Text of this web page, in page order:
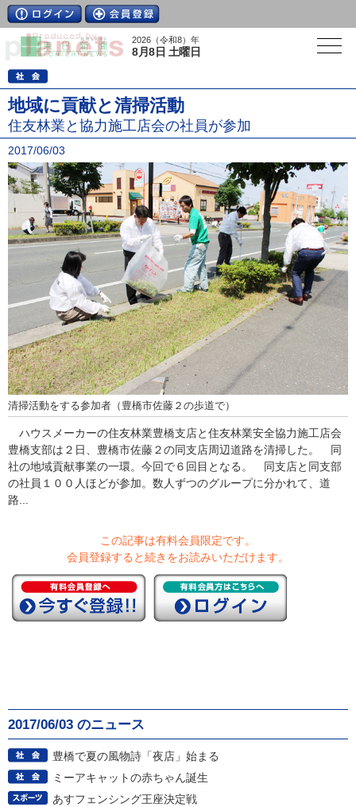
2026（令和8）年
8月8日 土曜日
地域に貢献と清掃活動
住友林業と協力施工店会の社員が参加
2017/06/03
清掃活動をする参加者（豊橋市佐藤２の歩道で）
ハウスメーカーの住友林業豊橋支店と住友林業安全協力施工店会
豊橋支部は２日、豊橋市佐藤２の同支店周辺道路を清掃した。 同
社の地域貢献事業の一環。今回で６回目となる。 同支店と同支部
の社員１００人ほどが参加。数人ずつのグループに分かれて、道
路...
この記事は有料会員限定です。
会員登録すると続きをお読みいただけます。
2017/06/03 のニュース
豊橋で夏の風物詩「夜店」始まる
ミーアキャットの赤ちゃん誕生
あすフェンシング王座決定戦